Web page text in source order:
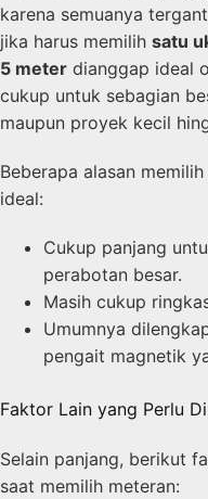
karena semuanya
jika harus memilih satu
5 meter dianggap ideal
cukup untuk sebagian
maupun proyek kecil
Beberapa alasan
ideal:
Cukup panjang
perabotan besar.
Masih cukup
Umumnya
pengait magnetik
Faktor Lain yang Perlu
Selain panjang, berikut
saat memilih meteran: